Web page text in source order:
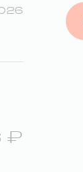
₽